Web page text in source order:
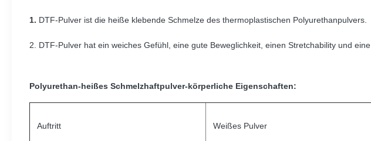
1. DTF-Pulver ist die heiße klebende Schmelze des thermoplastischen Polyurethanpulvers.
2. DTF-Pulver hat ein weiches Gefühl, eine gute Beweglichkeit, einen Stretchability und
Polyurethan-heißes Schmelzhaftpulver-körperliche Eigenschaften:
Auftritt Weißes Pulver